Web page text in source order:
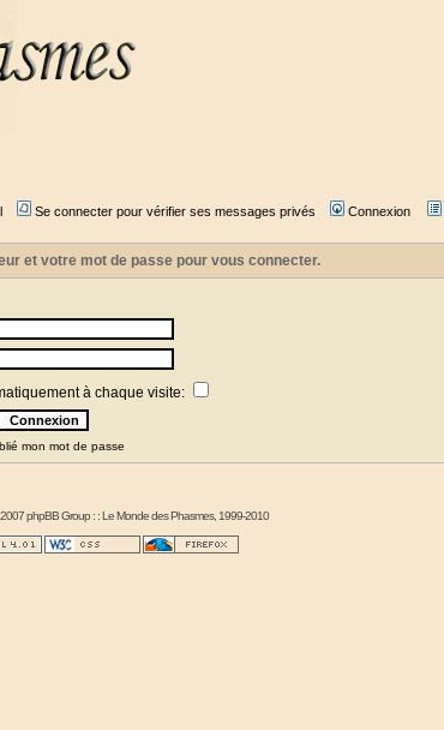
Se connecter pour vérifier ses messages privés Connexion
et votre mot de passe pour vous connecter.
à chaque visite:
mon mot de passe
phpBB Group : :Le Monde des Phasmes, 1999-2010